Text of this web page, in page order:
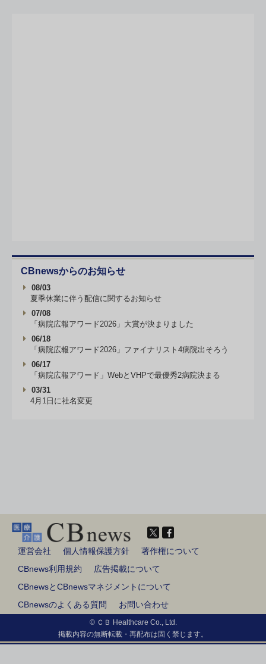
CBnewsからのお知らせ
08/03
夏季休業に伴う配信に関するお知らせ
07/08
「病院広報アワード2026」大賞が決まりました
06/18
「病院広報アワード2026」ファイナリスト4病院出そろう
06/17
「病院広報アワード」WebとVHPで最優秀2病院決まる
03/31
4月1日に社名変更
運営会社 個人情報保護方針
著作権について
CBnews利用規約
広告掲載について
CBnewsとCBnewsマネジメントについて
CBnewsのよくある質問
お問い合わせ
© ＣＢ Healthcare Co., Ltd.
掲載内容の無断転載・再配布は固く禁じます。